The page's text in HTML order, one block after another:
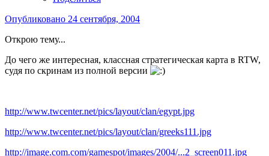
Опубликовано 24 сентября, 2004
Открою тему...
До чего же интересная, классная стратегическая карта в RTW,
судя по скринам из полной версии
http://www.twcenter.net/pics/layout/clan/egypt.jpg
http://www.twcenter.net/pics/layout/clan/greeks111.jpg
http://image.com.com/gamespot/images/2004/...2_screen011.jpg